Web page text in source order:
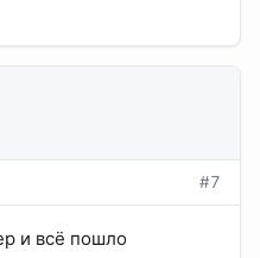
#7
и всё пошло